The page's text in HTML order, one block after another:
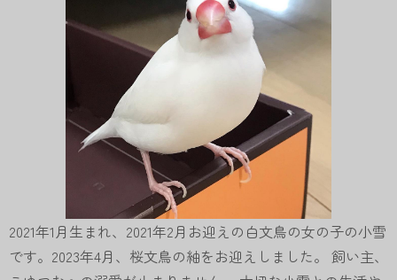
2021年1月生まれ、2021年2月お迎えの白文鳥の女の子の小雪
です。2023年4月、桜文鳥の紬をお迎えしました。 飼い主、